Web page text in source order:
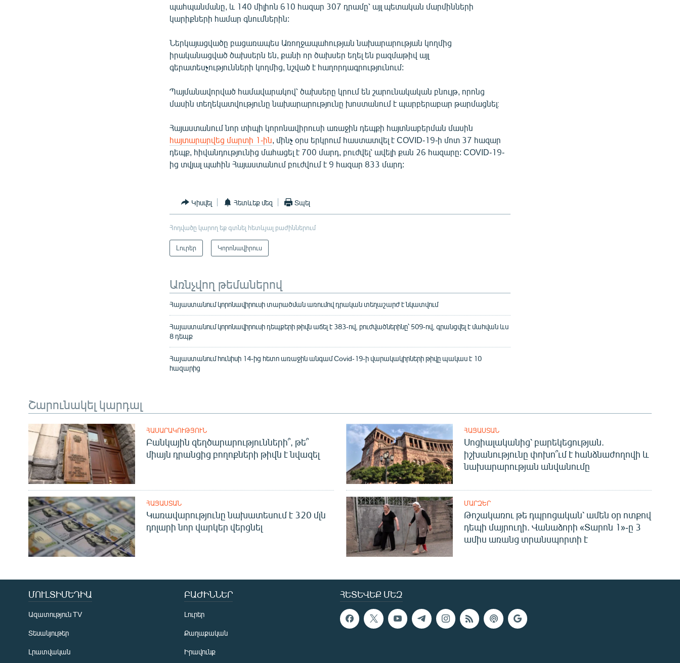
պահպանմանը, և 140 միլիոն 610 հազար 307 դրամը՝ այլ պետական մարմինների
կարիքների համար գնումներին:
Ներկայացվածը բացառապես Առողջապահության նախարարության կողմից
իրականացված ծախսերն են, քանի որ ծախսեր եղել են բազմաթիվ այլ
գերատեսչությունների կողմից, նշված է հաղորդագրությունում:
Պայմանավորված համավարակով՝ ծախսերը կրում են շարունակական բնույթ, որոնց
մասին տեղեկատվությունը նախարարությունը խոստանում է պարբերաբար թարմացնել։
Հայաստանում նոր տիպի կորոնավիրուսի առաջին դեպքի հայտնաբերման մասին
հայտարարվեց մարտի 1-ին, մինչ օրս երկրում հաստատվել է COVID-19-ի մոտ 37 հազար
դեպք, հիվանդությունից մահացել է 700 մարդ, բուժվել՝ ավելի քան 26 հազարը: COVID-19-
ից տվյալ պահին Հայաստանում բուժվում է 9 հազար 833 մարդ:
Կիսվել Հետևեք մեզ Տպել
Հոդվածը կարող եք գտնել հետևյալ բաժիններում
Լուրեր Կորոնավիրուս
Առնչվող թեմաներով
Հայաստանում կորոնավիրուսի տարածման առումով դրական տեղաշարժ է նկատվում
Հայաստանում կորոնավիրուսի դեպքերի թիվն աճել է 383-ով, բուժվածներինը՝ 509-ով, գրանցվել է մահվան ևս
8 դեպք
Հայաստանում հունիսի 14-ից հետո առաջին անգամ Covid-19-ի վարակակիրների թիվը պակաս է 10
հազարից
Շարունակել կարդալ
ՀԱՍԱՐԱԿՈՒԹՅՈՒՆ
Բանկային զեղծարարությունների՞, թե՞
միայն դրանցից բողոքների թիվն է նվազել
ՀԱՅԱՍՏԱՆ
Սոցիալականից՝ բարեկեցության.
իշխանությունը փոխո՞ւմ է հանձնաժողովի և
նախարարության անվանումը
ՀԱՅԱՍՏԱՆ
Կառավարությունը նախատեսում է 320 մլն
դոլարի նոր վարկեր վերցնել
ՄԱՐԶԵՐ
Թոշակառու թե դպրոցական՝ ամեն օր ոտքով
դեպի մայրուղի. Վանաձորի «Տարոն 1»-ը 3
ամիս առանց տրանսպորտի է
ՀԵՏԵՎԵՔ ՄԵԶ
ՄՈՒԼՏԻՄԵԴԻԱ
Ազատություն TV
Տեսանյութեր
Լրատվական
ԲԱԺԻՆՆԵՐ
Լուրեր
Քաղաքական
Իրավունք